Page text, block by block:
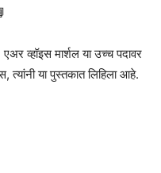
व्हॉइस मार्शल या उच्च पदावर
त्यांनी या पुस्तकात लिहिला आहे.